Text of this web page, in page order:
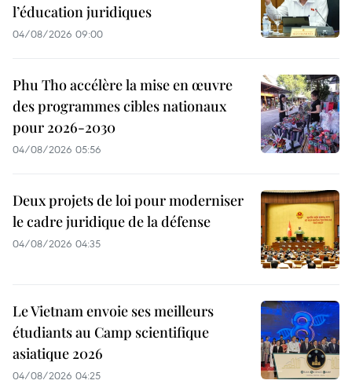
l’éducation juridiques
04/08/2026 09:00
Phu Tho accélère la mise en œuvre
des programmes cibles nationaux
pour 2026-2030
04/08/2026 05:56
Deux projets de loi pour moderniser
le cadre juridique de la défense
04/08/2026 04:35
Le Vietnam envoie ses meilleurs
étudiants au Camp scientifique
asiatique 2026
04/08/2026 04:25